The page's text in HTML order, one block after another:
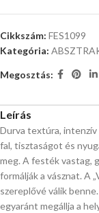
Cikkszám: FES1099
Kategória:
Megosztás:
Leírás
Durva textúra,
fal, tisztaságot és
meg. A festék vastag,
formálják a vásznat. A
szereplővé válik
egyaránt megállja a